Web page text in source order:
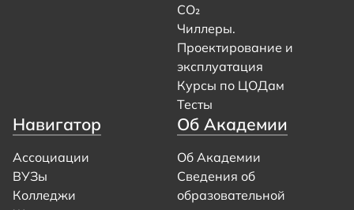
CO₂
Чиллеры.
Проектирование и
эксплуатация
Курсы по ЦОДам
Тесты
Навигатор
Ассоциации
ВУЗы
Колледжи
Об Академии
Об Академии
Сведения об
образовательной